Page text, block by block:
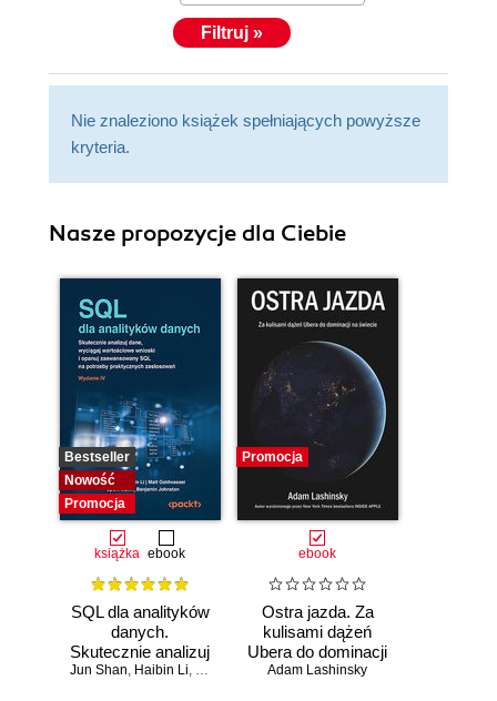
Filtruj »
Nie znaleziono książek spełniających powyższe
kryteria.
Nasze propozycje dla Ciebie
Bestseller
Nowość
Promocja
książka ebook
SQL dla analityków
danych.
Skutecznie analizuj
dane, wyciągaj
Jun Shan, Haibin Li, Matt Goldwasser,Upom Malik
Promocja
ebook
Ostra jazda. Za
kulisami dążeń
Ubera do dominacji
na świecie
Adam Lashinsky